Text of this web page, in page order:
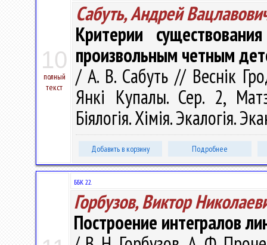
10
полный
текст
Сабуть, Андрей
Критерии
произвольным четным
/ А. В. Сабуть // Веснік
Янкі Купалы. Сер. 2,
Біялогія. Хімія. Экалогія.
Добавить в корзину Подробнее
ББК 22.
Горбузов, Виктор
Построение интегралов